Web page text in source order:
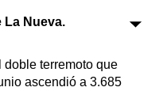
La Nueva.
doble terremoto que
ascendió a 3.685